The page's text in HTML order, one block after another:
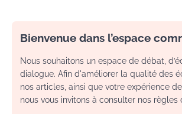
Bienvenue dans l’espace
Nous souhaitons un espace de débat,
dialogue. Afin d'améliorer la qualité des
nos articles, ainsi que votre expérience
nous vous invitons à consulter nos règles